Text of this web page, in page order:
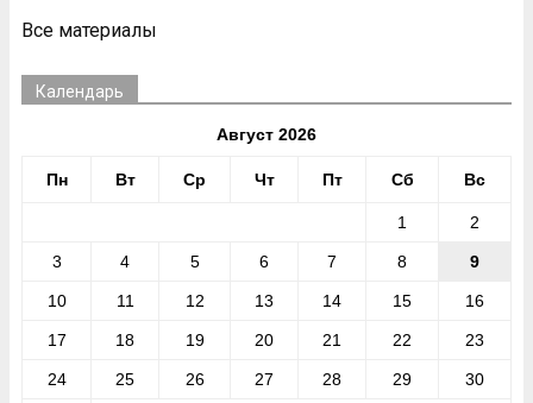
Все материалы
Календарь
Август 2026
Пн Вт Ср Чт Пт Сб Вс
1 2
3 4 5 6 7 8 9
10 11 12 13 14 15 16
17 18 19 20 21 22 23
24 25 26 27 28 29 30